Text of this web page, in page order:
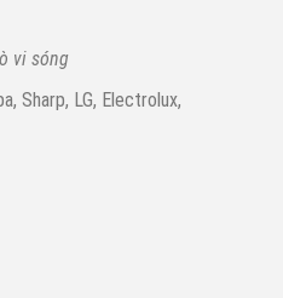
vi sóng
Sharp, LG, Electrolux,